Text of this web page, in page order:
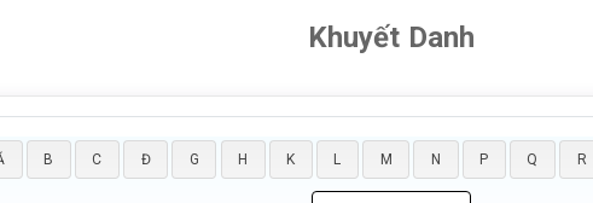
Khuyết Danh
B C Đ G H K L M N P Q R